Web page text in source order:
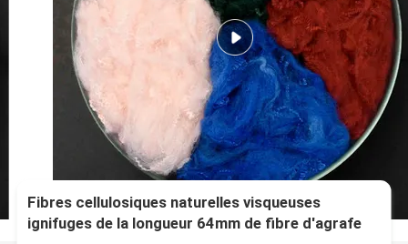
Fibres cellulosiques naturelles visqueuses
ignifuges de la longueur 64mm de fibre d'agrafe